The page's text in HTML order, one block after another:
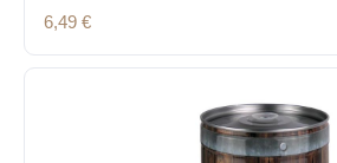
Regulärer Preis:
6,49 €